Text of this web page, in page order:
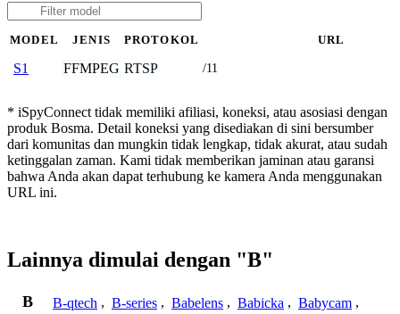
MODEL JENIS PROTOKOL URL
S1 FFMPEG RTSP /11
* iSpyConnect tidak memiliki afiliasi, koneksi, atau asosiasi dengan
produk Bosma. Detail koneksi yang disediakan di sini bersumber
dari komunitas dan mungkin tidak lengkap, tidak akurat, atau sudah
ketinggalan zaman. Kami tidak memberikan jaminan atau garansi
bahwa Anda akan dapat terhubung ke kamera Anda menggunakan
URL ini.
Lainnya dimulai dengan "B"
B B-qtech , B-series , Babelens , Babicka , Babycam ,